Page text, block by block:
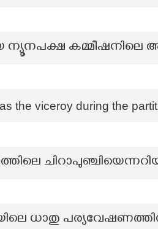
ന്യൂനപക്ഷ കമ്മീഷനിലെ
the viceroy during the
ധാതു